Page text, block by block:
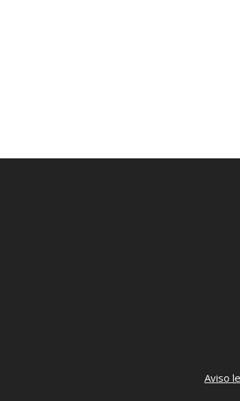
Aviso